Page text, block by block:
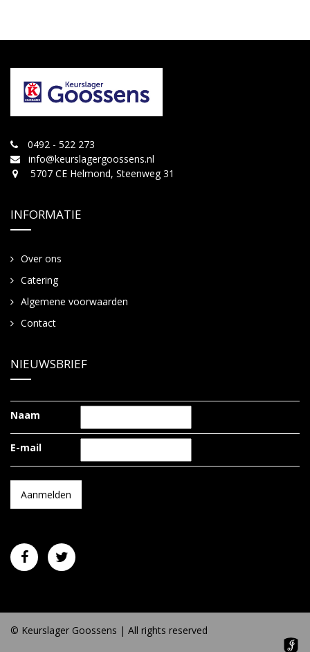
0492 - 522 273
info@keurslagergoossens.nl
5707 CE Helmond, Steenweg 31
INFORMATIE
Over ons
Catering
Algemene voorwaarden
Contact
NIEUWSBRIEF
Naam
E-mail
© Keurslager Goossens | All rights reserved